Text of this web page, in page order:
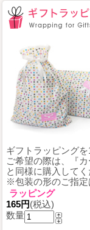
ギフトラッピングを
ご希望の際は、『
と同様に購入してく
※包装の形のご指定
ラッピング
165円(税込)
数量